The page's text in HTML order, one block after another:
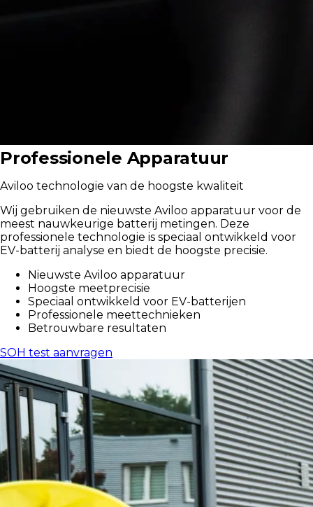
Professionele Apparatuur
Aviloo technologie van de hoogste kwaliteit
Wij gebruiken de nieuwste Aviloo apparatuur voor de
meest nauwkeurige batterij metingen. Deze
professionele technologie is speciaal ontwikkeld voor
EV-batterij analyse en biedt de hoogste precisie.
Nieuwste Aviloo apparatuur
Hoogste meetprecisie
Speciaal ontwikkeld voor EV-batterijen
Professionele meettechnieken
Betrouwbare resultaten
SOH test aanvragen